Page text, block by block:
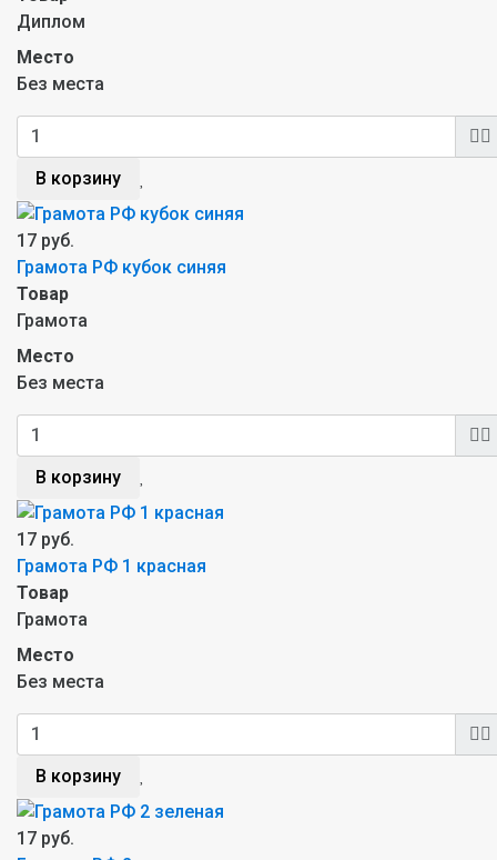
Диплом
Место
Без места
В корзину
17 руб.
Грамота РФ кубок синяя
Товар
Грамота
Место
Без места
В корзину
17 руб.
Грамота РФ 1 красная
Товар
Грамота
Место
Без места
В корзину
17 руб.